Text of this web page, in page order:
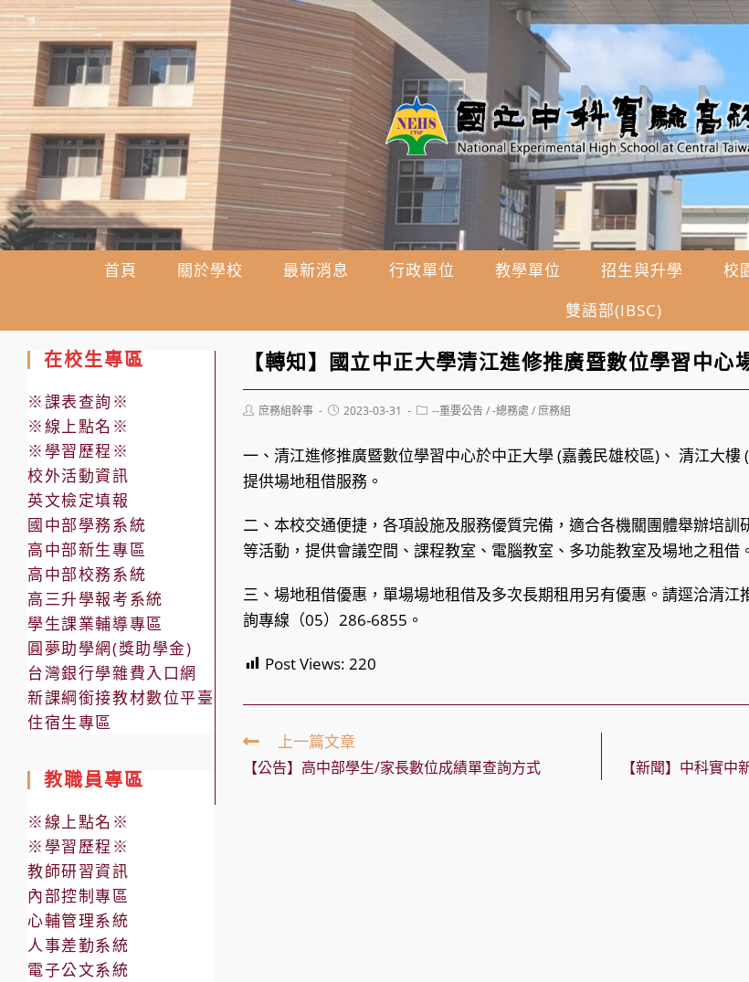
跳
轉
至
主
要
內
容
首頁 關於學校 最新消息 行政單位 教學單位 招生與升學 校
雙語部(IBSC)
【轉知】國立中正大學清江進修推廣暨數位學習中心
Post庶務組幹事
Post2023-03-31
Post--重要公告 / -總務處 / 庶務組
一、清江進修推廣暨數位學習中心於中正大學 (嘉義民雄校區)、 清江大樓
提供場地租借服務。
二、本校交通便捷，各項設施及服務優質完備，適合各機關團體舉辦培訓
等活動，提供會議空間、課程教室、電腦教室、多功能教室及場地之租借。
三、場地租借優惠，單場場地租借及多次長期租用另有優惠。請逕洽清江
詢專線（05）286-6855。
Post Views: 220
Read
more
articles
上一篇文章
【公告】高中部學生/家長數位成績單查詢方式
【新聞】中科實
在校生專區
※課表查詢※
※線上點名※
※學習歷程※
校外活動資訊
英文檢定填報
國中部學務系統
高中部新生專區
高中部校務系統
高三升學報考系統
學生課業輔導專區
圓夢助學網(獎助學金)
台灣銀行學雜費入口網
新課綱銜接教材數位平臺
住宿生專區
教職員專區
※線上點名※
※學習歷程※
教師研習資訊
內部控制專區
心輔管理系統
人事差勤系統
電子公文系統